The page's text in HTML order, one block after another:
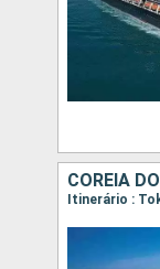
COREIA
Itinerário :